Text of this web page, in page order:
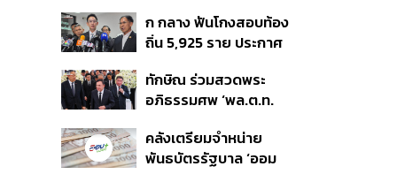
350’ เสริมความมั่นคง
ชายแดน
ก กลาง ฟันโกงสอบท้อง
ถิ่น 5,925 ราย ประกาศ
ราย รอ ป.ป.ช. ขีดเส้นแล้ว
เสร็จ 31 ส.ค.
ทักษิณ ร่วมสวดพระ
อภิธรรมศพ ‘พล.ต.ท.
สิน’ สิริอายุ 103 ปี แกนนำ
เพื่อไทย-บุคคลหลาก
คลังเตรียมจำหน่าย
พันธบัตรรัฐบาล ‘ออม